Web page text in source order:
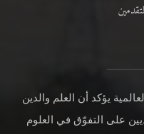
يؤكد أن العلم والدين
على التفوّق في العلوم